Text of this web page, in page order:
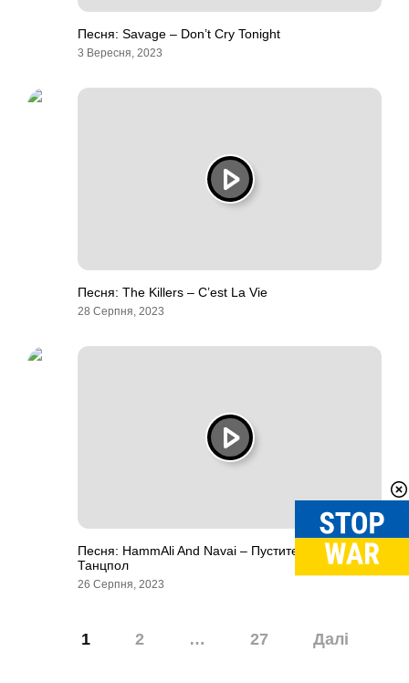
Песня: Savage – Don’t Cry Tonight
3 Вересня, 2023
Песня: The Killers – C’est La Vie
28 Серпня, 2023
Песня: HammAli And Navai – Пустите Меня На
Танцпол
26 Серпня, 2023
1 2 … 27 Далі